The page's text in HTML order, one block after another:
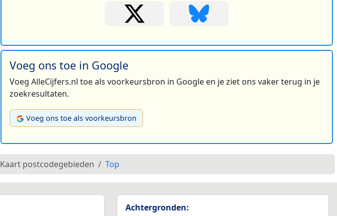
Voeg ons toe in Google
Voeg AlleCijfers.nl toe als voorkeursbron in Google en je ziet ons vaker terug in je
zoekresultaten.
Voeg ons toe als voorkeursbron
Kaart postcodegebieden Top
Achtergronden: